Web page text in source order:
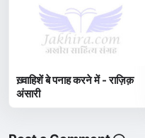
ख़्वाहिशें बे पनाह करने में - राज़िक़
अंसारी